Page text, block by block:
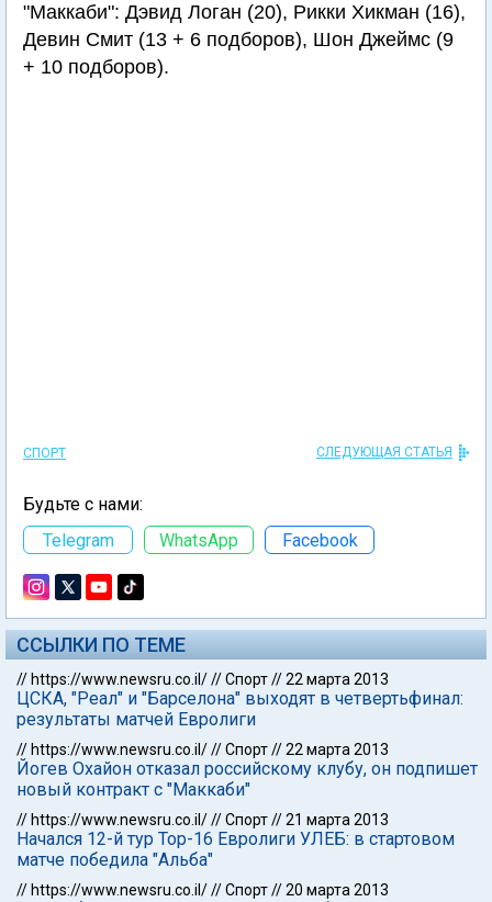
"Маккаби": Дэвид Логан (20), Рикки Хикман (16),
Девин Смит (13 + 6 подборов), Шон Джеймс (9
+ 10 подборов).
СПОРТ СЛЕДУЮЩАЯ СТАТЬЯ
Будьте с нами:
Telegram
WhatsApp Facebook
ССЫЛКИ ПО ТЕМЕ
// https://www.newsru.co.il///Спорт//22 марта 2013
ЦСКА, "Реал" и "Барселона" выходят в четвертьфинал:
результаты матчей Евролиги
// https://www.newsru.co.il///Спорт//22 марта 2013
Йогев Охайон отказал российскому клубу, он подпишет
новый контракт с "Маккаби"
// https://www.newsru.co.il///Спорт//21 марта 2013
Начался 12-й тур Тор-16 Евролиги УЛЕБ: в стартовом
матче победила "Альба"
// https://www.newsru.co.il///Спорт//20 марта 2013